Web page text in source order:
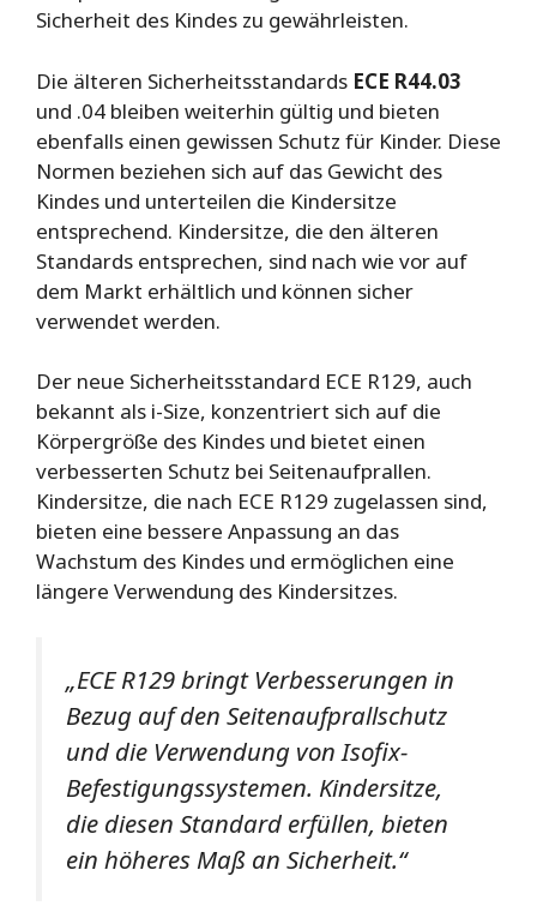
Sicherheit des Kindes zu gewährleisten.
Die älteren Sicherheitsstandards ECE R44.03
und .04 bleiben weiterhin gültig und bieten
ebenfalls einen gewissen Schutz für Kinder. Diese
Normen beziehen sich auf das Gewicht des
Kindes und unterteilen die Kindersitze
entsprechend. Kindersitze, die den älteren
Standards entsprechen, sind nach wie vor auf
dem Markt erhältlich und können sicher
verwendet werden.
Der neue Sicherheitsstandard ECE R129, auch
bekannt als i-Size, konzentriert sich auf die
Körpergröße des Kindes und bietet einen
verbesserten Schutz bei Seitenaufprallen.
Kindersitze, die nach ECE R129 zugelassen sind,
bieten eine bessere Anpassung an das
Wachstum des Kindes und ermöglichen eine
längere Verwendung des Kindersitzes.
„ECE R129 bringt Verbesserungen in
Bezug auf den Seitenaufprallschutz
und die Verwendung von Isofix-
Befestigungssystemen. Kindersitze,
die diesen Standard erfüllen, bieten
ein höheres Maß an Sicherheit.“